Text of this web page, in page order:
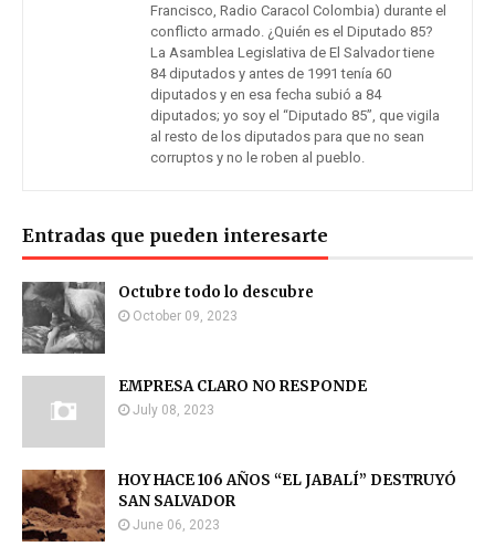
Francisco, Radio Caracol Colombia) durante el
conflicto armado. ¿Quién es el Diputado 85?
La Asamblea Legislativa de El Salvador tiene
84 diputados y antes de 1991 tenía 60
diputados y en esa fecha subió a 84
diputados; yo soy el “Diputado 85”, que vigila
al resto de los diputados para que no sean
corruptos y no le roben al pueblo.
Entradas que pueden interesarte
Octubre todo lo descubre
October 09, 2023
EMPRESA CLARO NO RESPONDE
July 08, 2023
HOY HACE 106 AÑOS “EL JABALÍ” DESTRUYÓ
SAN SALVADOR
June 06, 2023